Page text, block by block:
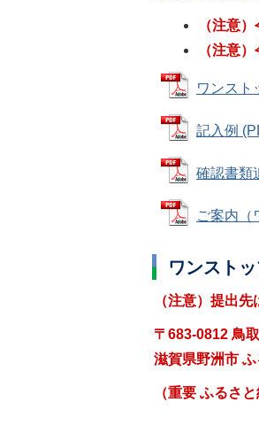
（注意
（注意
ワンスト
記入例
確認書類
ご案内（
ワンスト
（注意）提出
〒683-0812 鳥
滋賀県野洲市
（重要 ふるさ